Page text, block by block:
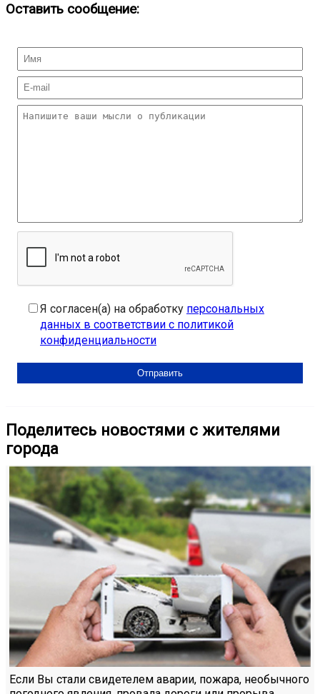
Оставить сообщение:
Я согласен(а) на обработку персональных
данных в соответствии с политикой
конфиденциальности
Поделитесь новостями с жителями
города
Если Вы стали свидетелем аварии, пожара, необычного